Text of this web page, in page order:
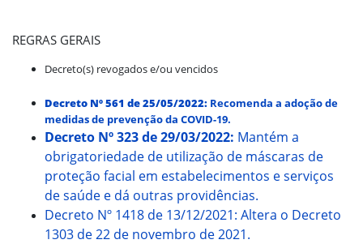
REGRAS GERAIS
Decreto(s) revogados e/ou vencidos
Decreto Nº 561 de 25/05/2022: Recomenda a adoção de
medidas de prevenção da COVID-19.
Decreto Nº 323 de 29/03/2022: Mantém a
obrigatoriedade de utilização de máscaras de
proteção facial em estabelecimentos e serviços
de saúde e dá outras providências.
Decreto Nº 1418 de 13/12/2021: Altera o Decreto
1303 de 22 de novembro de 2021.